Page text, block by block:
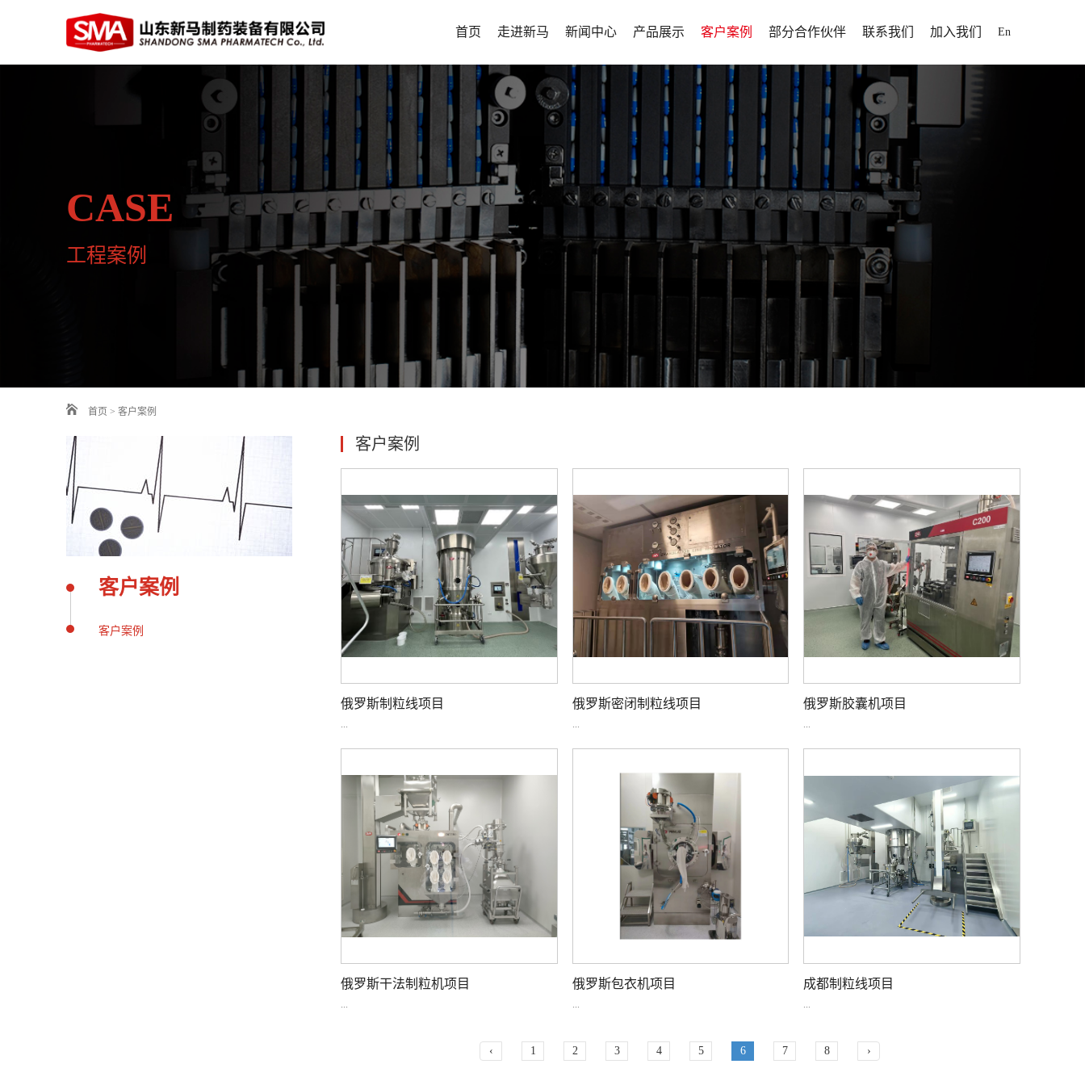
首页 走进新马
公司介绍
发展历程
企业文化
资质荣誉
新马风貌
山东新马制药装备有限公司坐落于山东省
年，其前身为意大利...
新闻中心
新闻中心
新马药机将不断为制药行业提供高效率、
高质量、高可靠性、高性价比的固体制剂
及时到位的全方位服务。
产品展示
实验型项目整体解决方案
生产型项目整体解决方案
密闭性项目整体解决方案
连续制造解决方案
客户定制化解决方案
为全球用户提供固体制剂专业化、自动
化、信息化、智能化整体解决方案。
客户案例
为全球用户提供固体制剂专业化、自动
化、信息化、智能化整体解决方案。
部分合作伙伴 联系我们 加入我们
招聘信息
人才发展
En
CASE
工程案例
首页 > 客户案例
客户案例
客户案例
客户案例
俄罗斯制粒线项目‌
...
俄罗斯密闭制粒线项目
...
俄罗斯胶囊机项目
...
俄罗斯干法制粒机项目‌
...
俄罗斯包衣机项目
...
成都制粒线项目
...
‹ 1 2 3 4 5 6 7 8 ›